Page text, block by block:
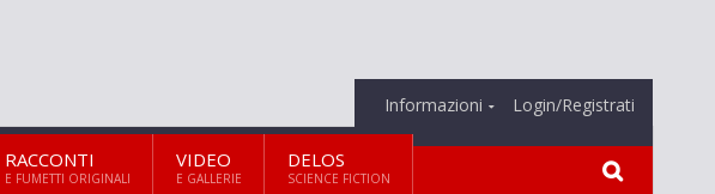
Informazioni Login/Registrati
RACCONTI
E FUMETTI ORIGINALI
VIDEO
E GALLERIE
DELOS
SCIENCE FICTION